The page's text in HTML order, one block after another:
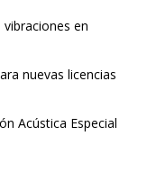
en
nuevas licencias
Acústica Especial